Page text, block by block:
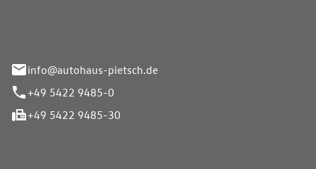
info@autohaus-pietsch.de
+49 5422 9485-0
+49 5422 9485-30